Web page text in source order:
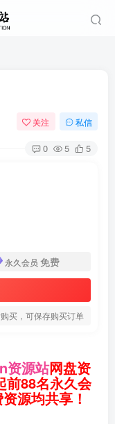
关注 私信
0 5 5
永久会员 免费
买，可保存购买订单
资源站网盘资
前88名永久会
源均共享！